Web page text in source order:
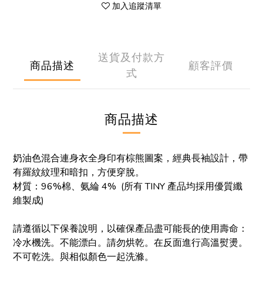
加入追蹤清單
商品描述
送貨及付款方
式
顧客評價
商品描述
奶油色混合連身衣全身印有棕熊圖案，經典長袖設計，帶
有羅紋紋理和暗扣，方便穿脫。
材質 ：96%棉、 氨綸 4% (所有 TINY 產品均採用優質纖
維製成)
請遵循以下保養說明，以確保產品盡可能長的使用壽命：
冷水機洗。不能漂白。請勿烘乾。在反面進行高溫熨燙。
不可乾洗。與相似顏色一起洗滌。